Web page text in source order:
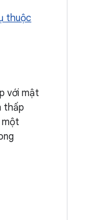
thuộc
với mật
thấp
một